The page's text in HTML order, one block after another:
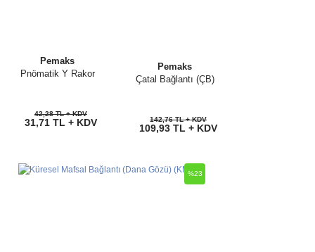
Pemaks
Pnömatik Y Rakor
42,28 TL + KDV
31,71 TL + KDV
Pemaks
Çatal Bağlantı (ÇB)
142,76 TL + KDV
109,93 TL + KDV
%23